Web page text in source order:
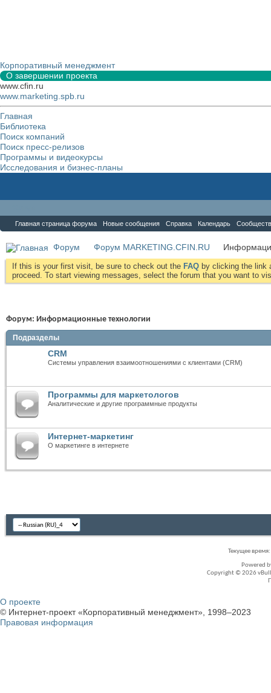
Корпоративный менеджмент
О завершении проекта
www.cfin.ru
www.marketing.spb.ru
Главная
Библиотека
Поиск компаний
Поиск пресс-релизов
Программы и видеокурсы
Исследования и бизнес-планы
Главная страница форума Новые сообщения Справка Календарь
Форум Форум MARKETING.CFIN.RU
If this is your first visit, be sure to check out the FAQ by clicking the link
proceed. To start viewing messages, select the forum that you want to
Форум: Информационные технологии
Подразделы
CRM
Системы управления взаимоотношениями с клиентами (CRM)
Программы для маркетологов
Аналитические и другие программные продукты
Интернет-маркетинг
О маркетинге в интернете
Текущее время:
Powered
Copyright © 2026
О проекте
© Интернет-проект «Корпоративный менеджмент», 1998–2023
Правовая информация